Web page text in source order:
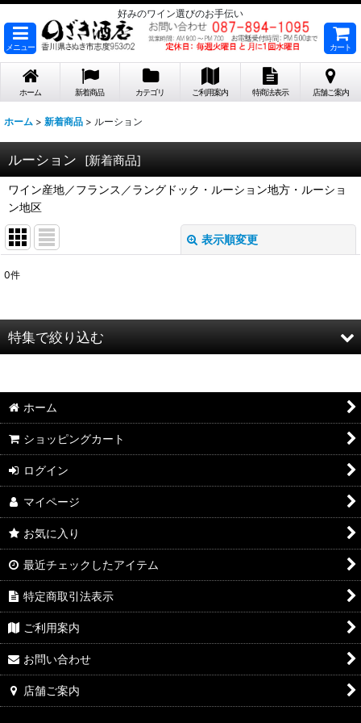
好みのワイン選びのお手伝い
メニュー カート
ホーム 新着商品 カテゴリ ご利用案内 特商法表示 店舗ご案内
ホーム > 新着商品 > ルーション
ルーション [新着商品]
ワイン産地／フランス／ラングドック・ルーション地方・ルーショ
ン地区
表示順変更
在庫あり
0件
特集で絞り込む
2026年7月DMワイン
2026年5月DMワイン
2026年4月DMワイン
2026年2月DMワイン
2026年1月DMワイン
2025年12月DMワイン
2025年11月DMワイン
ホーム
ショッピングカート
ログイン
マイページ
お気に入り
最近チェックしたアイテム
特定商取引法表示
ご利用案内
お問い合わせ
店舗ご案内